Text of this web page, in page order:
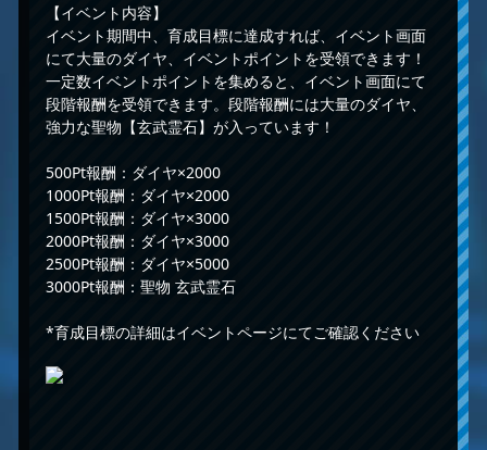
【イベント内容】
イベント期間中、育成目標に達成すれば、イベント画面
にて大量のダイヤ、イベントポイントを受領できます！
一定数イベントポイントを集めると、イベント画面にて
段階報酬を受領できます。段階報酬には大量のダイヤ、
強力な聖物【玄武霊石】が入っています！
500Pt報酬：ダイヤ×2000
1000Pt報酬：ダイヤ×2000
1500Pt報酬：ダイヤ×3000
2000Pt報酬：ダイヤ×3000
2500Pt報酬：ダイヤ×5000
3000Pt報酬：聖物 玄武霊石
*育成目標の詳細はイベントページにてご確認ください